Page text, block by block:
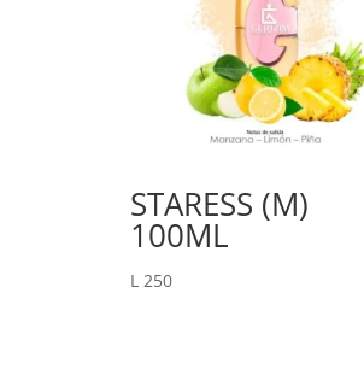
STARESS (M)
100ML
L250